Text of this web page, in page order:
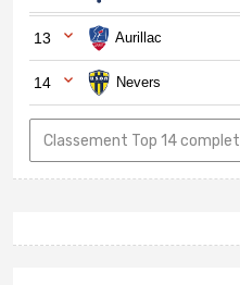
13 Aurillac
14 Nevers
Classement Top 14 complet